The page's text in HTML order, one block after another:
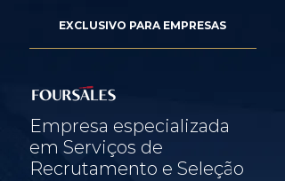
EXCLUSIVO PARA EMPRESAS
Empresa especializada
em Serviços de
Recrutamento e Seleção